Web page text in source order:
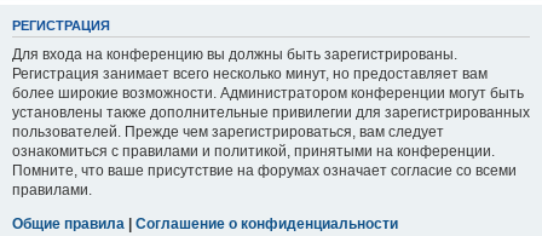
РЕГИСТРАЦИЯ
Для входа на конференцию вы должны быть зарегистрированы.
Регистрация занимает всего несколько минут, но предоставляет вам
более широкие возможности. Администратором конференции могут быть
установлены также дополнительные привилегии для зарегистрированных
пользователей. Прежде чем зарегистрироваться, вам следует
ознакомиться с правилами и политикой, принятыми на конференции.
Помните, что ваше присутствие на форумах означает согласие со всеми
правилами.
Общие правила | Соглашение о конфиденциальности